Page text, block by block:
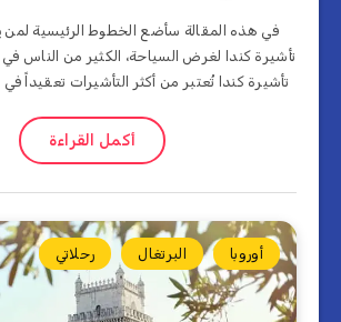
في هذه المقالة سأضع الخطوط الرئيسية لمن
تأشيرة كندا لغرض السياحة، الكثير من الناس في
تأشيرة كندا تُعتبر من أكثر التأشيرات تعقيداً
أكمل القراءة
أوروبا البرتغال رحلاتي